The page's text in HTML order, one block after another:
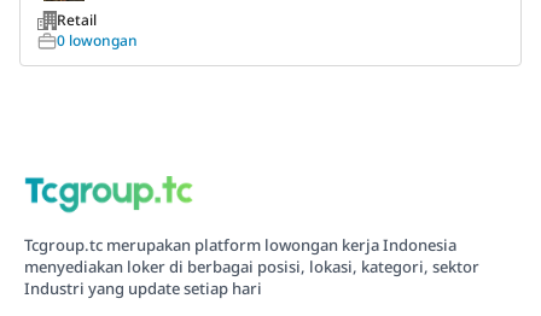
Retail
0 lowongan
Tcgroup.tc merupakan platform lowongan kerja Indonesia
menyediakan loker di berbagai posisi, lokasi, kategori, sektor
Industri yang update setiap hari